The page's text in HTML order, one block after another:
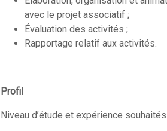
avec le projet associatif ;
Évaluation des activités ;
Rapportage relatif aux activités.
Profil
Niveau d’étude et expérience souhaités